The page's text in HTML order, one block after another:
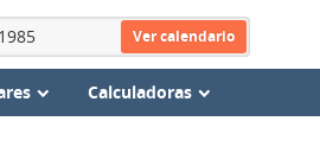
Ver calendario
Calculadoras